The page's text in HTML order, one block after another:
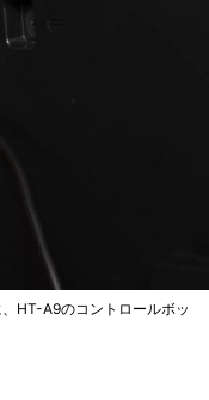
HT-A9のコントロールボッ